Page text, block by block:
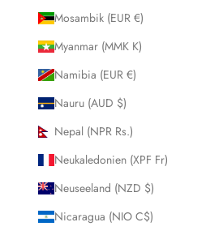
Mosambik (EUR €)
Myanmar (MMK K)
Namibia (EUR €)
Nauru (AUD $)
Nepal (NPR Rs.)
Neukaledonien (XPF Fr)
Neuseeland (NZD $)
Nicaragua (NIO C$)